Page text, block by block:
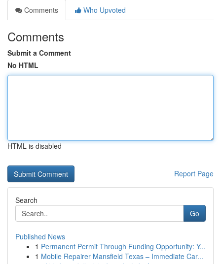
Comments
Who Upvoted
Comments
Submit a Comment
No HTML
HTML is disabled
Report Page
Search
Go
Published News
1 Permanent Permit Through Funding Opportunity: Y...
1 Mobile Repairer Mansfield Texas – Immediate Car...